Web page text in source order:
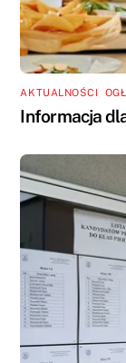
AKTUALNOŚCI
Informacja